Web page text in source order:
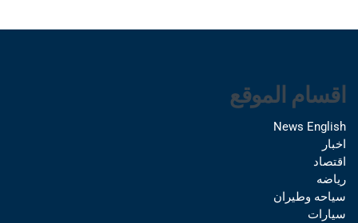
اقسام الموقع
News English
اخبار
اقتصاد
رياضه
سياحه وطيران
سيارات